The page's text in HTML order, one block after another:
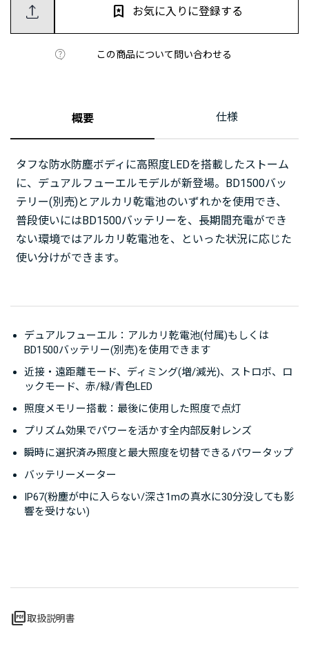
この商品について問い合わせる
お気に入りに登録する
概要 仕様
タフな防水防塵ボディに高照度LEDを搭載したストーム
に、デュアルフューエルモデルが新登場。BD1500バッ
テリー(別売)とアルカリ乾電池のいずれかを使用でき、
普段使いにはBD1500バッテリーを、長期間充電ができ
ない環境ではアルカリ乾電池を、といった状況に応じた
使い分けができます。
デュアルフューエル：アルカリ乾電池(付属)もしくは
BD1500バッテリー(別売)を使用できます
近接・遠距離モード、ディミング(増/減光)、ストロボ、ロ
ックモード、赤/緑/青色LED
照度メモリー搭載：最後に使用した照度で点灯
プリズム効果でパワーを活かす全内部反射レンズ
瞬時に選択済み照度と最大照度を切替できるパワータップ
バッテリーメーター
IP67(粉塵が中に入らない/深さ1mの真水に30分没しても影
響を受けない)
picture_as_pdf取扱説明書